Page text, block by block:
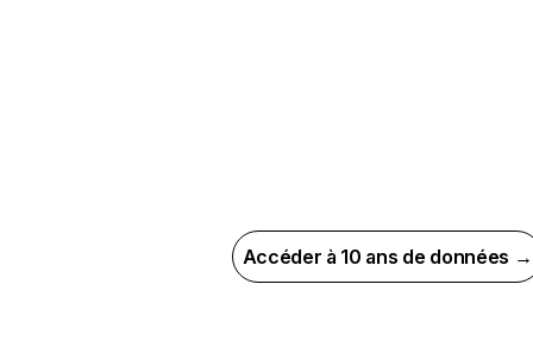
Accéder à 10 ans de données →